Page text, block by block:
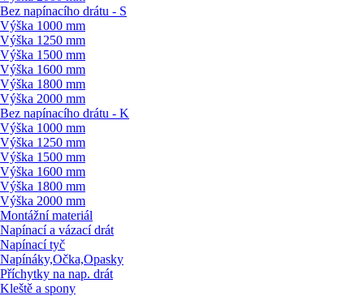
Bez napínacího drátu - S
Výška 1000 mm
Výška 1250 mm
Výška 1500 mm
Výška 1600 mm
Výška 1800 mm
Výška 2000 mm
Bez napínacího drátu - K
Výška 1000 mm
Výška 1250 mm
Výška 1500 mm
Výška 1600 mm
Výška 1800 mm
Výška 2000 mm
Montážní materiál
Napínací a vázací drát
Napínací tyč
Napínáky,Očka,Opasky
Příchytky na nap. drát
Kleště a spony